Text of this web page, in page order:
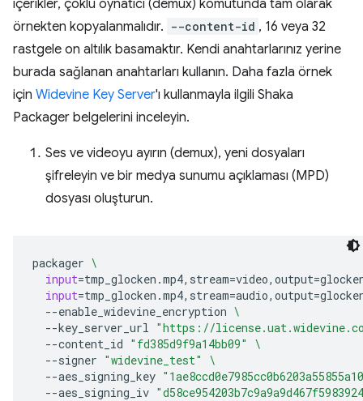
içerikler, çoklu oynatıcı (demux) komutunda tam olarak
örnekten kopyalanmalıdır. --content-id , 16 veya 32
rastgele on altılık basamaktır. Kendi anahtarlarınız yerine
burada sağlanan anahtarları kullanın. Daha fazla örnek
için Widevine Key Server'ı kullanmayla ilgili Shaka
Packager belgelerini inceleyin.
Ses ve videoyu ayırın (demux), yeni dosyaları
şifreleyin ve bir medya sunumu açıklaması (MPD)
dosyası oluşturun.
packager \
input=tmp_glocken.mp4,stream=video,output=
input=tmp_glocken.mp4,stream=audio,output=
--enable_widevine_encryption \
--key_server_url "https://
--content_id "fd385d9f9a14bb09"
\
--signer "widevine_test"
\
--aes_signing_key
--aes_signing_iv